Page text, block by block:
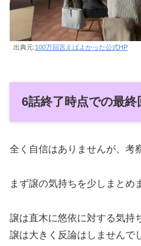
出典元:100万回言えばよかった公式HP
6話終了時点での最終
全く自信はありませんが、考
まず譲の気持ちを少しまとめ
譲は直木に悠依に対する気持
譲は大きく反論はしませんで